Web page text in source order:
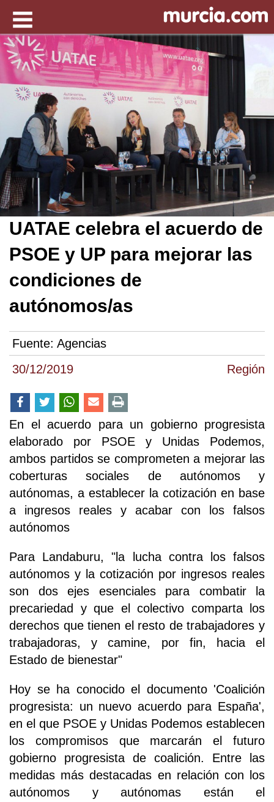
30/12/2019 Región
UATAE celebra el acuerdo de
PSOE y UP para mejorar las
condiciones de
autónomos/as
Fuente: Agencias
En el acuerdo para un gobierno progresista
elaborado por PSOE y Unidas Podemos,
ambos partidos se comprometen a mejorar las
coberturas sociales de autónomos y
autónomas, a establecer la cotización en base
a ingresos reales y acabar con los falsos
autónomos
Para Landaburu, "la lucha contra los falsos
autónomos y la cotización por ingresos reales
son dos ejes esenciales para combatir la
precariedad y que el colectivo comparta los
derechos que tienen el resto de trabajadores y
trabajadoras, y camine, por fin, hacia el
Estado de bienestar"
Hoy se ha conocido el documento 'Coalición
progresista: un nuevo acuerdo para España',
en el que PSOE y Unidas Podemos establecen
los compromisos que marcarán el futuro
gobierno progresista de coalición. Entre las
medidas más destacadas en relación con los
autónomos y autónomas están el